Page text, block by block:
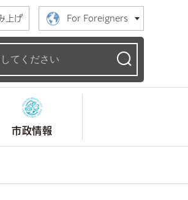
上げ For Foreigners
市政情報